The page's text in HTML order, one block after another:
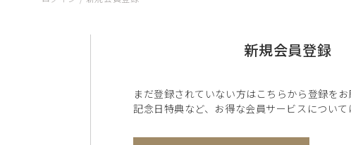
新規会員登録
まだ登録されていない方はこちらから登録をお
記念日特典など、お得な会員サービスについて